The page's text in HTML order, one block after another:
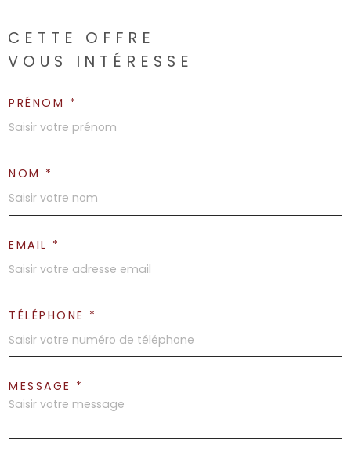
CETTE OFFRE
VOUS INTÉRESSE
PRÉNOM *
NOM *
EMAIL *
TÉLÉPHONE *
MESSAGE *